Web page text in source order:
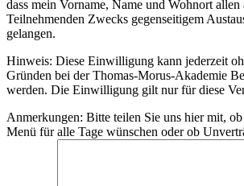
dass mein Vorname, Name und Wohnort allen
Teilnehmenden Zwecks gegenseitigem
gelangen.
Hinweis: Diese Einwilligung kann jederzeit
Gründen bei der Thomas-Morus-Akademie
werden. Die Einwilligung gilt nur für diese
Anmerkungen: Bitte teilen Sie uns hier mit, ob
Menü für alle Tage wünschen oder ob